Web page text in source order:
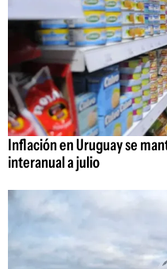
Inflación en Uruguay se
interanual a julio